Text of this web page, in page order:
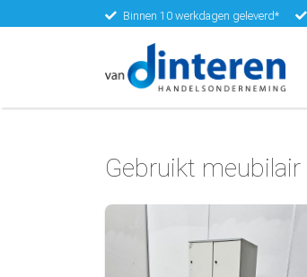
Binnen 10 werkdagen geleverd*
Gebruikt meubilair